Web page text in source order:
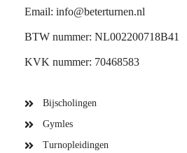
Email: info@beterturnen.nl
BTW nummer: NL002200718B41
KVK nummer: 70468583
Bijscholingen
Gymles
Turnopleidingen